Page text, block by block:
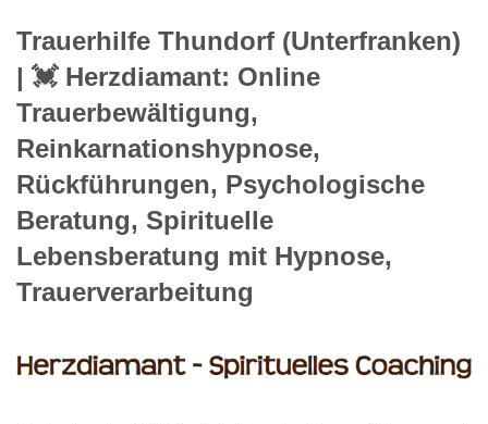
Trauerhilfe Thundorf (Unterfranken)
| 💓️️ Herzdiamant: Online
Trauerbewältigung,
Reinkarnationshypnose,
Rückführungen, Psychologische
Beratung, Spirituelle
Lebensberatung mit Hypnose,
Trauerverarbeitung